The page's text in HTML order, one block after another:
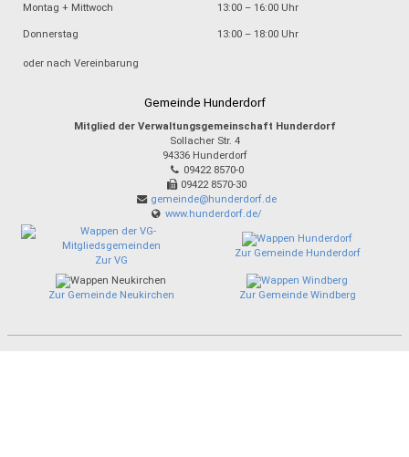
Montag + Mittwoch 13:00 – 16:00 Uhr
Donnerstag 13:00 – 18:00 Uhr
oder nach Vereinbarung
Gemeinde Hunderdorf
Mitglied der Verwaltungsgemeinschaft Hunderdorf
Sollacher Str. 4
94336 Hunderdorf
09422 8570-0
09422 8570-30
gemeinde@hunderdorf.de
www.hunderdorf.de/
Zur VG
Zur Gemeinde Hunderdorf
Zur Gemeinde Neukirchen Zur Gemeinde Windberg